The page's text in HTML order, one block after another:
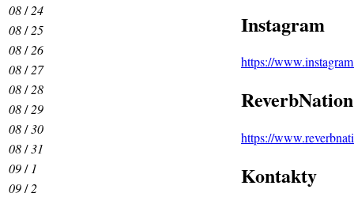
08/24
08/25
08/26
08/27
08/28
08/29
08/30
08/31
09/ 1
09/2
Instagram
https://
ReverbNation
https://
Kontakty